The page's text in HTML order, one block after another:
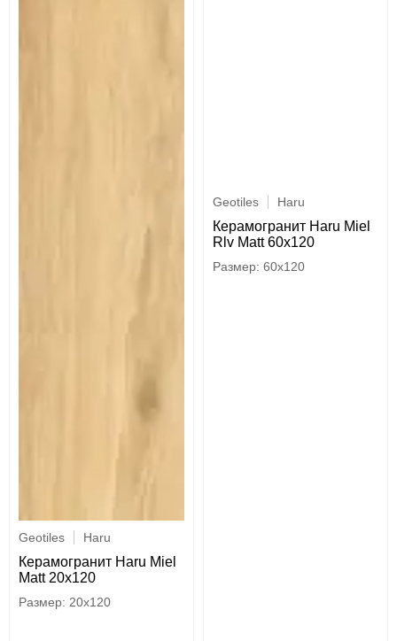
Geotiles Haru
Керамогранит Haru Miel
Matt 20x120
20x120
Geotiles Haru
Керамогранит Haru Miel
Rlv Matt 60x120
60x120